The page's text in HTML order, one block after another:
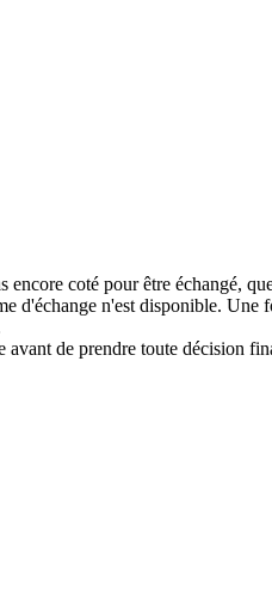
coté pour être échangé,
n'est disponible. Une
avant de prendre toute décision